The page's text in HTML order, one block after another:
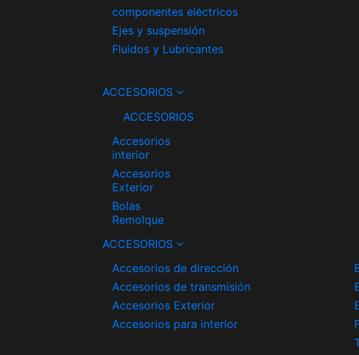
componentes eléctricos
Ejes y suspensión
Fluidos y Lubricantes
ACCESORIOS
ACCESORIOS
Accesorios
interior
Accesorios
Exterior
Bolas
Remolque
ACCESORIOS
Accesorios de dirección
Accesorios de transmisión
Accesorios Exterior
Accesorios para interior